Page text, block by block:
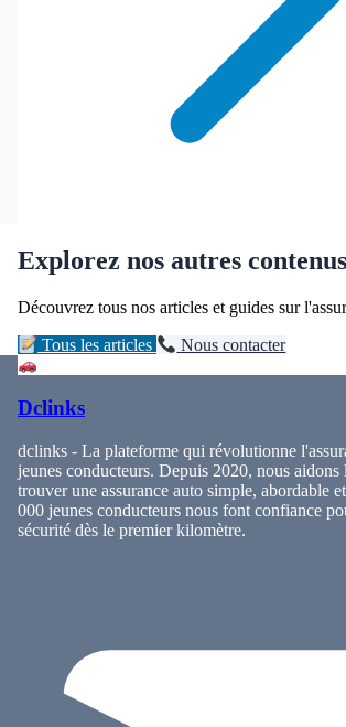
Explorez nos autres contenus
Découvrez tous nos articles et guides sur
Tous les articles Nous contacter
Dclinks
dclinks - La plateforme qui révolutionne
jeunes conducteurs. Depuis 2020, nous aidons
trouver une assurance auto simple, abordable
000 jeunes conducteurs nous font confiance
sécurité dès le premier kilomètre.